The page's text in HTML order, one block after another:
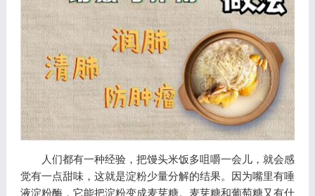
人们都有一种经验，把馒头米饭多咀嚼一会儿，就会感
觉有一点甜味，这就是淀粉少量分解的结果。因为嘴里有唾
液淀粉酶，它能把淀粉变成麦芽糖。麦芽糖和葡萄糖又有什